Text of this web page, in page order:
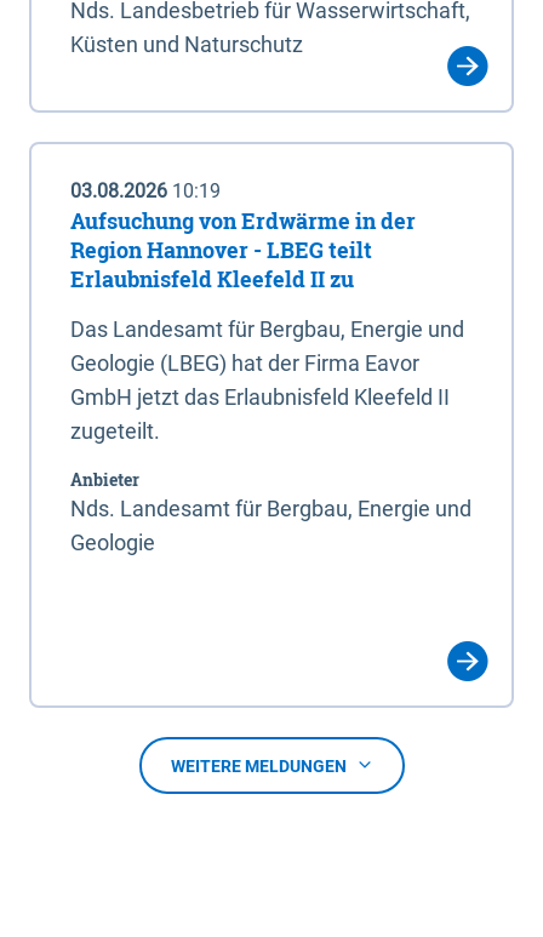
Nds. Landesbetrieb für Wasserwirtschaft,
Küsten und Naturschutz
03.08.2026 10:19
Aufsuchung von Erdwärme in der
Region Hannover - LBEG teilt
Erlaubnisfeld Kleefeld II zu
Das Landesamt für Bergbau, Energie und
Geologie (LBEG) hat der Firma Eavor
GmbH jetzt das Erlaubnisfeld Kleefeld II
zugeteilt.
Anbieter
Nds. Landesamt für Bergbau, Energie und
Geologie
WEITERE MELDUNGEN